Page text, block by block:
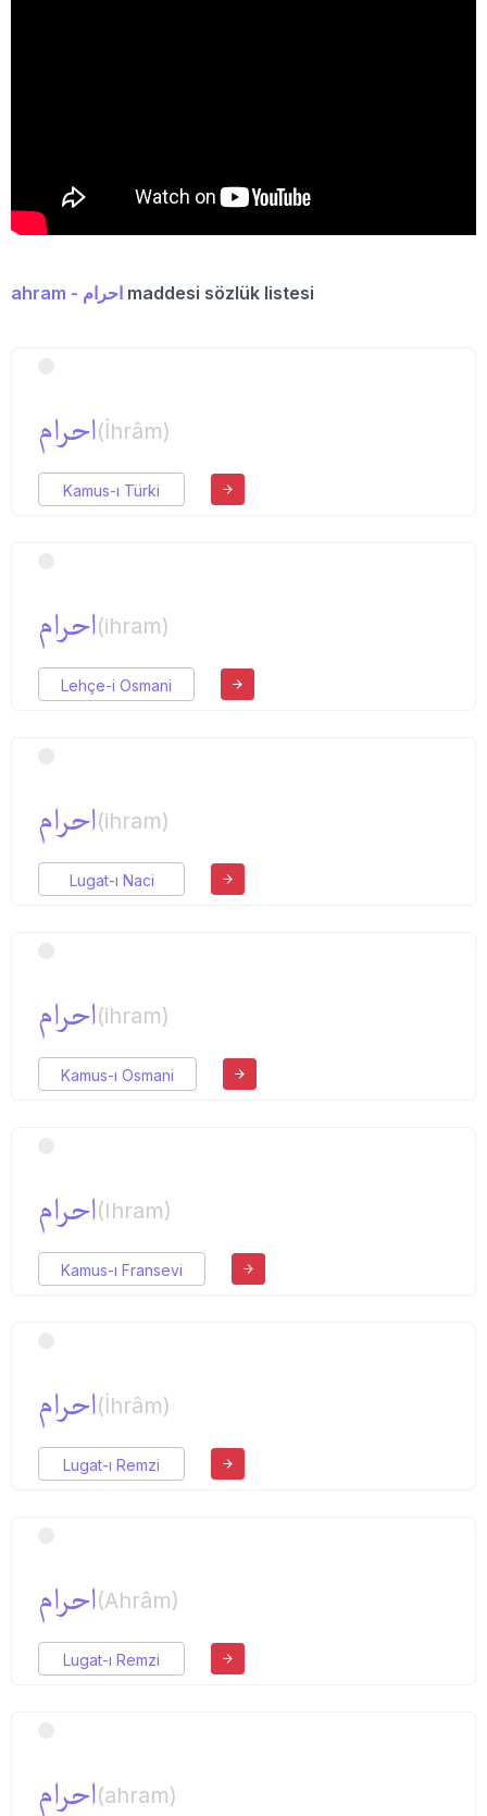
ahram - احرام maddesi sözlük listesi
احرام(İhrâm)
Kamus-ı Türki
احرام(ihram)
Lehçe-i Osmani
احرام(ihram)
Lugat-ı Naci
احرام(ihram)
Kamus-ı Osmani
احرام(Ihram)
Kamus-ı Fransevi
احرام(İhrâm)
Lugat-ı Remzi
احرام(Ahrâm)
Lugat-ı Remzi
احرام(ahram)